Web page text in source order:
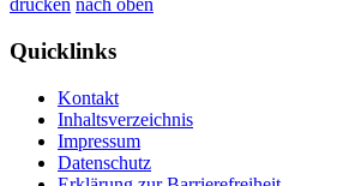
drucken nach oben
Quicklinks
Kontakt
Inhaltsverzeichnis
Impressum
Datenschutz